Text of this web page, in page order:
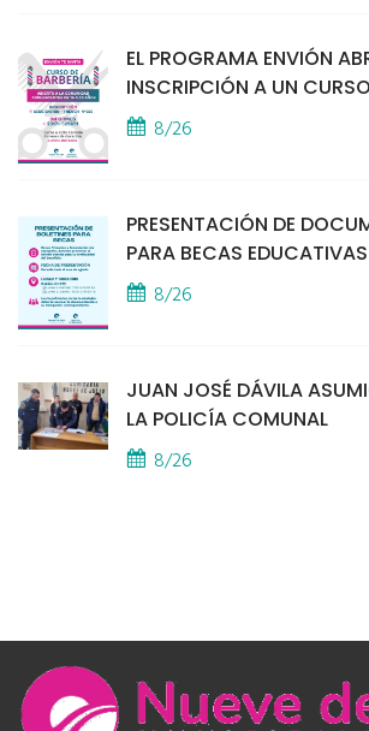
EL PROGRAMA ENVIÓN
INSCRIPCIÓN A UN
8/26
PRESENTACIÓN DE
PARA BECAS EDUCATIVAS
8/26
JUAN JOSÉ DÁVILA
LA POLICÍA COMUNAL
8/26